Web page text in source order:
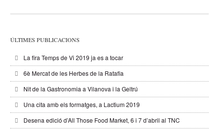
ÚLTIMES PUBLICACIONS
La fira Temps de Vi 2019 ja es a tocar
6è Mercat de les Herbes de la Ratafia
Nit de la Gastronomia a Vilanova i la Geltrú
Una cita amb els formatges, a Lactium 2019
Desena edició d’All Those Food Market, 6 i 7 d’abril al TNC